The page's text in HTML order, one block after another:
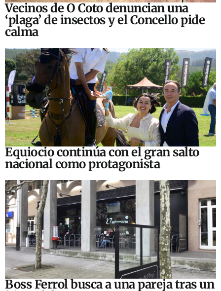
Vecinos de O Coto denuncian una
‘plaga’ de insectos y el Concello pide
calma
Equiocio continúa con el gran salto
nacional como protagonista
Boss Ferrol busca a una pareja tras un